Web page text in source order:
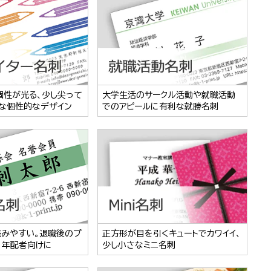
性が光る、少し尖って
個性的なデザイン
大学生活のサークル活動や就職活動
でのアピールに有利な就勝名刺
やすい。退職後のプ
年配者向けに
正方形が目を引くキュートでカワイイ、
少し小さなミニ名刺